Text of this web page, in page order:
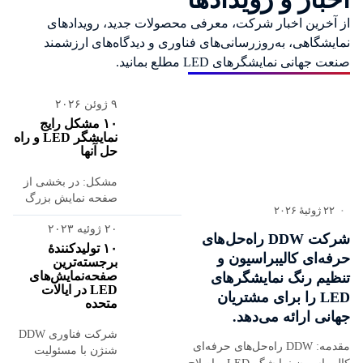
از آخرین اخبار شرکت، معرفی محصولات جدید، رویدادهای
نمایشگاهی، به‌روزرسانی‌های فناوری و دیدگاه‌های ارزشمند
صنعت جهانی نمایشگرهای LED مطلع بمانید.
• ۲۲ ژوئیهٔ ۲۰۲۶
شرکت DDW راه‌حل‌های
حرفه‌ای کالیبراسیون و
تنظیم رنگ نمایشگرهای
LED را برای مشتریان
جهانی ارائه می‌دهد.
مقدمه: DDW راه‌حل‌های حرفه‌ای
۹ ژوئن ۲۰۲۶
۱۰ مشکل رایج
نمایشگر LED و راه
حل آنها
مشکل: در بخشی از
صفحه نمایش بزرگ
LED نمایش برد
غیرعادی است، برای
مثال،...
۲۰ ژوئیه ۲۰۲۳
۱۰ تولیدکنندهٔ
برجسته‌ترین
صفحه‌نمایش‌های
LED در ایالات
متحده
شرکت فناوری DDW
شنژن با مسئولیت